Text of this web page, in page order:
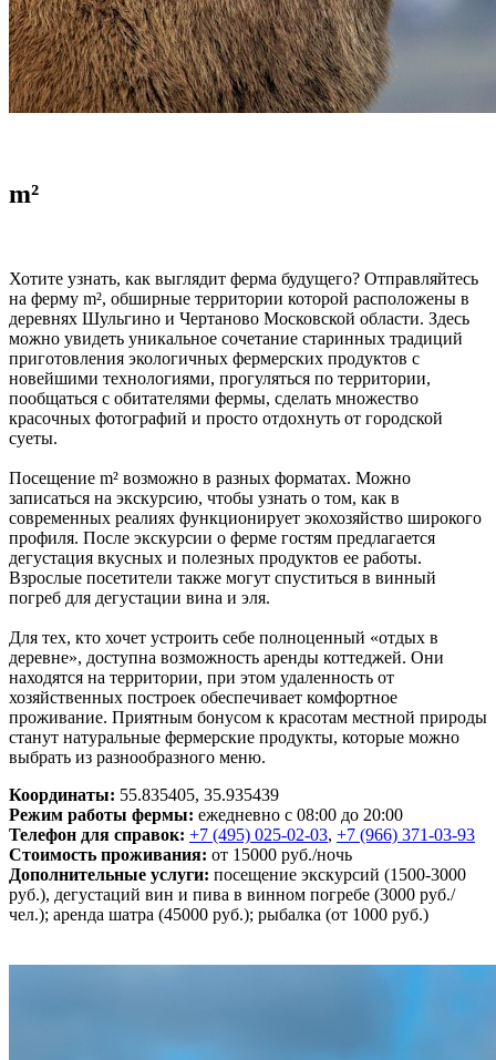
m²
Хотите узнать, как выглядит ферма будущего? Отправляйтесь
на ферму m², обширные территории которой расположены в
деревнях Шульгино и Чертаново Московской области. Здесь
можно увидеть уникальное сочетание старинных традиций
приготовления экологичных фермерских продуктов с
новейшими технологиями, прогуляться по территории,
пообщаться с обитателями фермы, сделать множество
красочных фотографий и просто отдохнуть от городской
суеты.
Посещение m² возможно в разных форматах. Можно
записаться на экскурсию, чтобы узнать о том, как в
современных реалиях функционирует экохозяйство широкого
профиля. После экскурсии о ферме гостям предлагается
дегустация вкусных и полезных продуктов ее работы.
Взрослые посетители также могут спуститься в винный
погреб для дегустации вина и эля.
Для тех, кто хочет устроить себе полноценный «отдых в
деревне», доступна возможность аренды коттеджей. Они
находятся на территории, при этом удаленность от
хозяйственных построек обеспечивает комфортное
проживание. Приятным бонусом к красотам местной природы
станут натуральные фермерские продукты, которые можно
выбрать из разнообразного меню.
Координаты: 55.835405, 35.935439
Режим работы фермы: ежедневно с 08:00 до 20:00
Телефон для справок: +7 (495) 025-02-03, +7 (966) 371-03-93
Стоимость проживания: от 15000 руб./ночь
Дополнительные услуги: посещение экскурсий (1500-3000
руб.), дегустаций вин и пива в винном погребе (3000 руб./
чел.); аренда шатра (45000 руб.); рыбалка (от 1000 руб.)